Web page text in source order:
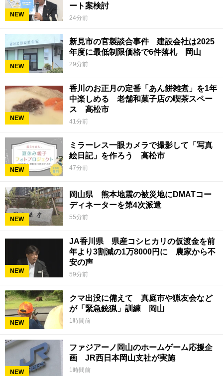
NEW
ート案検討
24分前
NEW
新見市の官製談合事件 建設会社は2025
年度に最低制限価格で6件落札 岡山
29分前
NEW
香川のお正月の定番「あん餅雑煮」を1年
中楽しめる 老舗和菓子店の喫茶スペー
ス 高松市
41分前
NEW
ミラーレス一眼カメラで撮影して「写真
絵日記」を作ろう 高松市
47分前
NEW
岡山県 熊本地震の被災地にDMATコー
ディネーターを第4次派遣
55分前
NEW
JA香川県 県産コシヒカリの仮渡金を前
年より3割減の1万8000円に 農家から不
安の声
59分前
NEW
クマ出没に備えて 真庭市や猟友会など
が「緊急銃猟」訓練 岡山
1時間前
NEW
ファジアーノ岡山のホームゲーム応援企
画 JR西日本岡山支社が実施
1時間前